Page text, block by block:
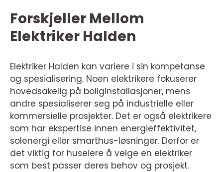
Forskjeller Mellom
Elektriker Halden
Elektriker Halden kan variere i sin kompetanse
og spesialisering. Noen elektrikere fokuserer
hovedsakelig på boliginstallasjoner, mens
andre spesialiserer seg på industrielle eller
kommersielle prosjekter. Det er også elektrikere
som har ekspertise innen energieffektivitet,
solenergi eller smarthus-løsninger. Derfor er
det viktig for huseiere å velge en elektriker
som best passer deres behov og prosjekt.